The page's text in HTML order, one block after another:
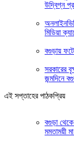
উদ্বিগ্ন
মিডিয়া
বগুড়ায়
সরকারের
জন্মদিনে
এই সপ্তাহের পাঠকপ্রিয়
বগুড়া
মমতাময়ী